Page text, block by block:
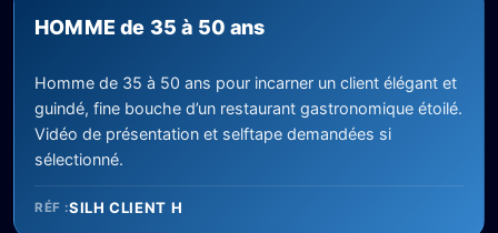
HOMME de 35 à 50 ans
Homme de 35 à 50 ans pour incarner un client élégant et
guindé, fine bouche d’un restaurant gastronomique étoilé.
Vidéo de présentation et selftape demandées si
sélectionné.
RÉF :SILH CLIENT H